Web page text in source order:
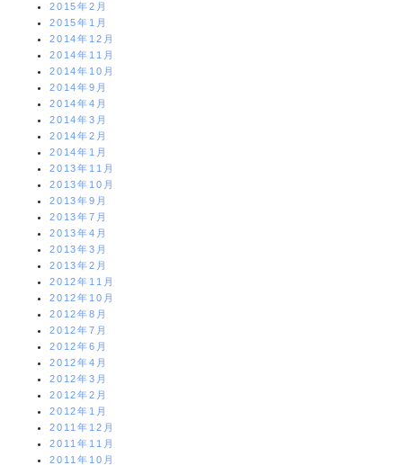
2015年2月
2015年1月
2014年12月
2014年11月
2014年10月
2014年9月
2014年4月
2014年3月
2014年2月
2014年1月
2013年11月
2013年10月
2013年9月
2013年7月
2013年4月
2013年3月
2013年2月
2012年11月
2012年10月
2012年8月
2012年7月
2012年6月
2012年4月
2012年3月
2012年2月
2012年1月
2011年12月
2011年11月
2011年10月